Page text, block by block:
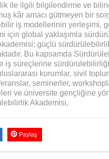
ile ilgili bilgilendirme ve
kâr amacı gütmeyen bir
iş modellerinin yerleşimi,
için global yaklaşımla
güçlü
Bu kapsamda
iş süreçlerine
kurumlar, sivil
seminerler,
ve üniversite gençliğine
Akademisi,
Paylaş